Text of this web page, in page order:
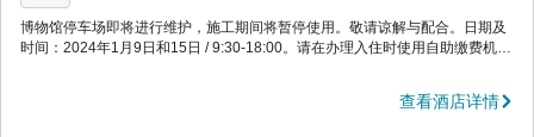
博物馆停车场即将进行维护，施工期间将暂停使用。敬请谅解与配合。日期及
时间：2024年1月9日和15日 / 9:30-18:00。请在办理入住时使用自助缴费机付
定时间办理入住，请提前告知我们，因为自动大门将于24:00关闭。请通过对
查看酒店详情